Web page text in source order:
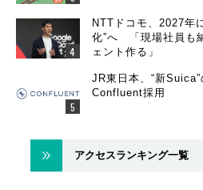
NTTドコモ、2027年
化”へ 「現場社員も
ェント作る」
JR東日本、“新
Confluent採用
アクセスランキング一覧